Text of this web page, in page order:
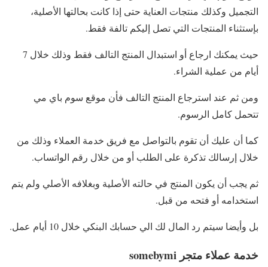
التجميل وكذلك منتجات العناية حتى إذا كانت بحالتها الأصلية،
بإستثناء المنتجات التي تصل إليكم تالفة فقط.
حيث يمكنك ارجاع أو استبدال المنتج التالف فقط وذلك خلال 7
أيام من عملية الشراء.
ومن ثم عند استرجاع المنتج التالف فأن موقع سوم باي مي
تتحمل كامل الرسوم.
كما أن عليك أن تقوم بالتواصل مع فريق خدمة العملاء وذلك من
خلال إرسالك تذكرة على الطلب أو من خلال رقم الواتساب.
ثم يجب أن يكون المنتج في حالته الأصلية وبغلافه الأصلي ولم يتم
استخدامه أو فتحه من قبل.
بل وأيضا سيتم رد المال لك الي حسابك البنكي خلال 10 أيام عمل.
خدمة عملاء متجر somebymi